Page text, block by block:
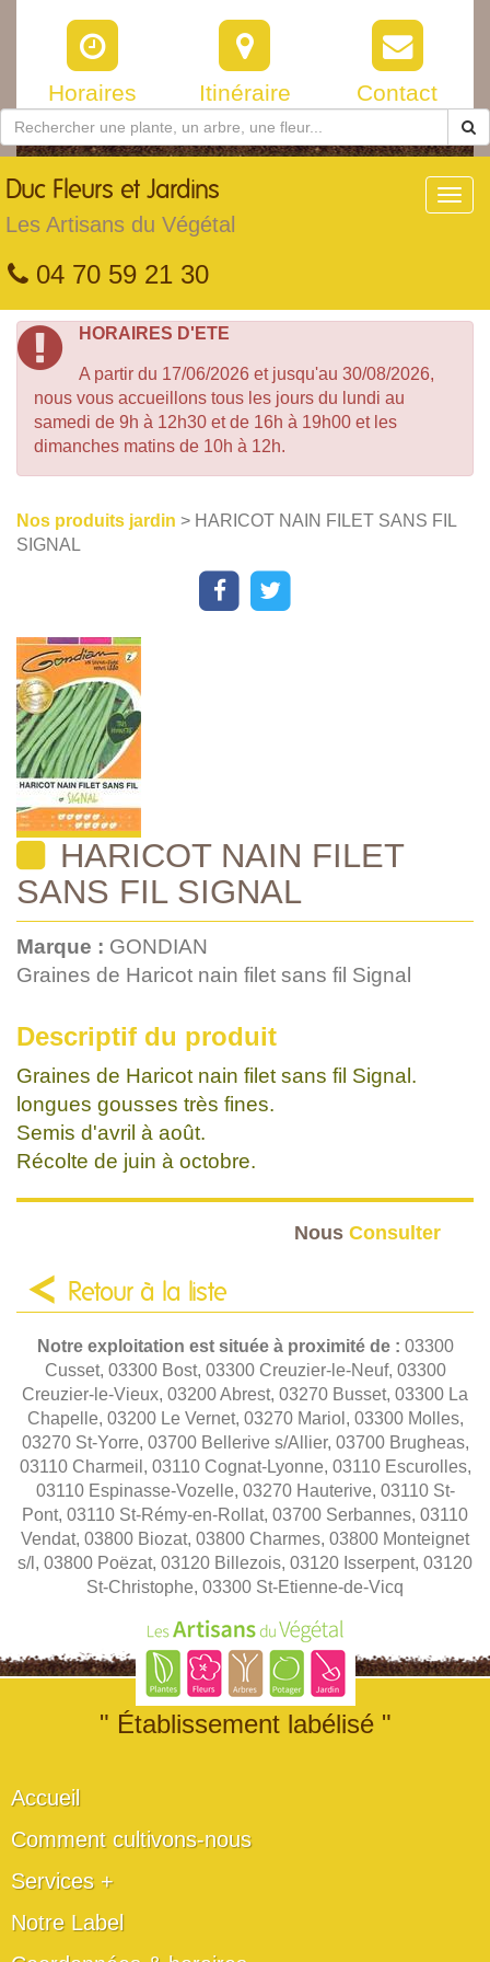
Horaires Itinéraire Contact
Duc Fleurs et Jardins
Les Artisans du Végétal
04 70 59 21 30
HORAIRES D'ETE
A partir du 17/06/2026 et jusqu'au 30/08/2026,
nous vous accueillons tous les jours du lundi au
samedi de 9h à 12h30 et de 16h à 19h00 et les
dimanches matins de 10h à 12h.
Nos produits jardin > HARICOT NAIN FILET SANS FIL
SIGNAL
HARICOT NAIN FILET
SANS FIL SIGNAL
Marque : GONDIAN
Graines de Haricot nain filet sans fil Signal
Descriptif du produit
Graines de Haricot nain filet sans fil Signal.
longues gousses très fines.
Semis d'avril à août.
Récolte de juin à octobre.
Nous Consulter
Retour à la liste
Notre exploitation est située à proximité de : 03300
Cusset, 03300 Bost, 03300 Creuzier-le-Neuf, 03300
Creuzier-le-Vieux, 03200 Abrest, 03270 Busset, 03300 La
Chapelle, 03200 Le Vernet, 03270 Mariol, 03300 Molles,
03270 St-Yorre, 03700 Bellerive s/Allier, 03700 Brugheas,
03110 Charmeil, 03110 Cognat-Lyonne, 03110 Escurolles,
03110 Espinasse-Vozelle, 03270 Hauterive, 03110 St-
Pont, 03110 St-Rémy-en-Rollat, 03700 Serbannes, 03110
Vendat, 03800 Biozat, 03800 Charmes, 03800 Monteignet
s/l, 03800 Poëzat, 03120 Billezois, 03120 Isserpent, 03120
St-Christophe, 03300 St-Etienne-de-Vicq
" Établissement labélisé "
Accueil
Comment cultivons-nous
Services +
Notre Label